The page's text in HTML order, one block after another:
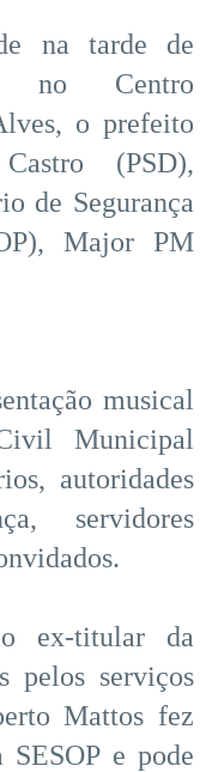
na tarde de
no Centro
o prefeito
(PSD),
de Segurança
Major PM
musical
Municipal
autoridades
servidores
ex-titular da
pelos serviços
Mattos fez
e pode